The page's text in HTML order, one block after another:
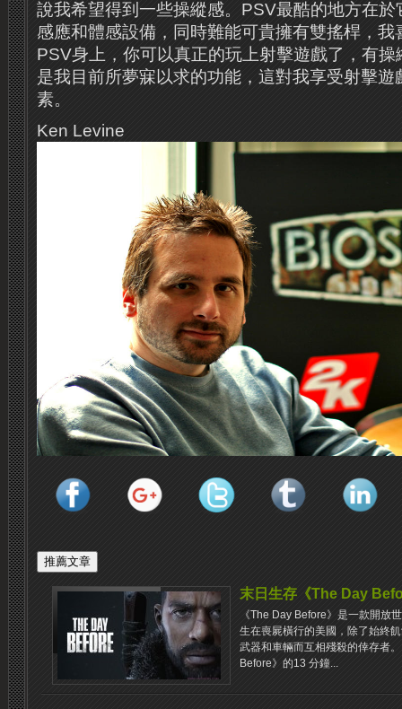
說我希望得到一些操縱感。PSV最酷的地方在
感應和體感設備，同時難能可貴擁有雙搖桿，
PSV身上，你可以真正的玩上射擊遊戲了，有
是我目前所夢寐以求的功能，這對我享受射擊
素。
Ken Levine
末日生存《The Day
《The Day Before》是一款開放
生在喪屍橫行的美國，除了始終
武器和車輛而互相殘殺的倖存者
Before》的13 分鐘...